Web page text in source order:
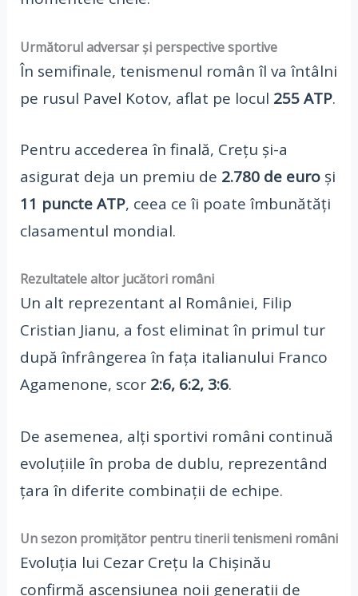
Următorul adversar și perspective sportive
În semifinale, tenismenul român îl va întâlni
pe rusul Pavel Kotov, aflat pe locul 255 ATP.
Pentru accederea în finală, Crețu și-a
asigurat deja un premiu de 2.780 de euroși
11 puncte ATP, ceea ce îi poate îmbunătăți
clasamentul mondial.
Rezultatele altor jucători români
Un alt reprezentant al României, Filip
Cristian Jianu, a fost eliminat în primul tur
după înfrângerea în fața italianului Franco
Agamenone, scor 2:6, 6:2, 3:6.
De asemenea, alți sportivi români continuă
evoluțiile în proba de dublu, reprezentând
țara în diferite combinații de echipe.
Un sezon promițător pentru tinerii tenismeni români
Evoluția lui Cezar Crețu la Chișinău
confirmă ascensiunea noii generații de